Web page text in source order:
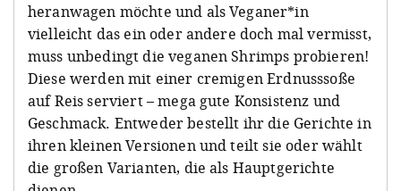
heranwagen möchte und als Veganer*in
vielleicht das ein oder andere doch mal vermisst,
muss unbedingt die veganen Shrimps probieren!
Diese werden mit einer cremigen Erdnusssoße
auf Reis serviert – mega gute Konsistenz und
Geschmack. Entweder bestellt ihr die Gerichte in
ihren kleinen Versionen und teilt sie oder wählt
die großen Varianten, die als Hauptgerichte